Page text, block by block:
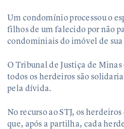
Um condomínio processou o
filhos de um falecido por não
condominiais do imóvel de
O Tribunal de Justiça de
todos os herdeiros são
pela dívida.
No recurso ao STJ, os
que, após a partilha, cada